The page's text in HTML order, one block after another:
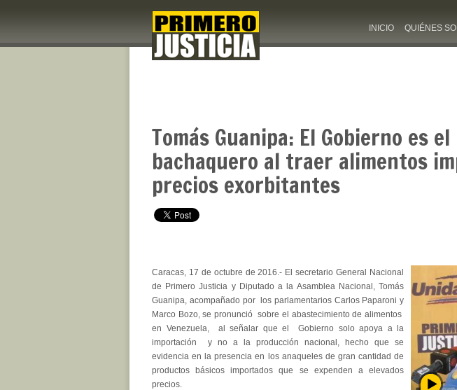
INICIO QUIÉNES
Tomás Guanipa: El Gobierno es
bachaquero al traer alimentos
precios exorbitantes
Caracas, 17 de octubre de 2016.- El secretario General Nacional
de Primero Justicia y Diputado a la Asamblea Nacional, Tomás
Guanipa, acompañado por los parlamentarios Carlos Paparoni y
Marco Bozo, se pronunció sobre el abastecimiento de alimentos
en Venezuela, al señalar que el Gobierno solo apoya a la
importación y no a la producción nacional, hecho que se
evidencia en la presencia en los anaqueles de gran cantidad de
productos básicos importados que se expenden a elevados
precios.